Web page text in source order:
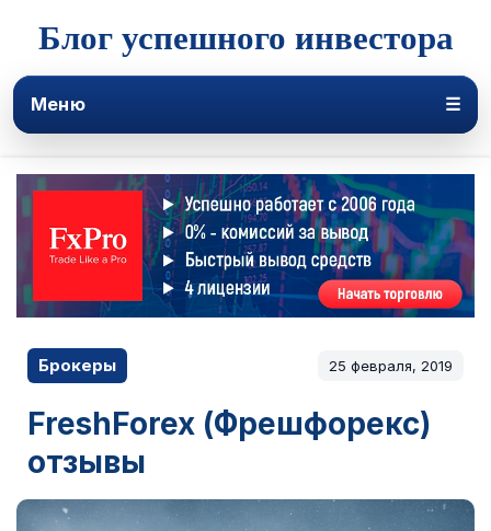
Блог успешного инвестора
Меню ☰
Брокеры 25 февраля, 2019
FreshForex (Фрешфорекс)
отзывы